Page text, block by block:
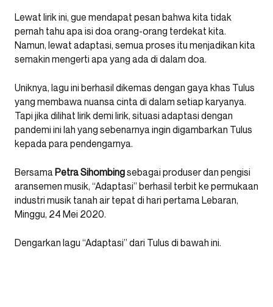
Lewat lirik ini, gue mendapat pesan bahwa kita tidak
pernah tahu apa isi doa orang-orang terdekat kita.
Namun, lewat adaptasi, semua proses itu menjadikan kita
semakin mengerti apa yang ada di dalam doa.
Uniknya, lagu ini berhasil dikemas dengan gaya khas Tulus
yang membawa nuansa cinta di dalam setiap karyanya.
Tapi jika dilihat lirik demi lirik, situasi adaptasi dengan
pandemi ini lah yang sebenarnya ingin digambarkan Tulus
kepada para pendengarnya.
Bersama Petra Sihombingsebagai produser dan pengisi
aransemen musik, “Adaptasi” berhasil terbit ke permukaan
industri musik tanah air tepat di hari pertama Lebaran,
Minggu, 24 Mei 2020.
Dengarkan lagu “Adaptasi” dari Tulus di bawah ini.